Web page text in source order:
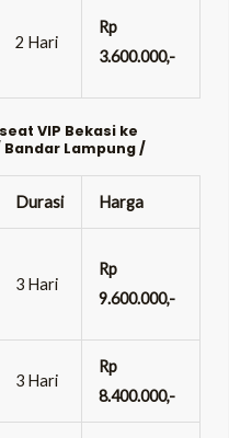
2 Hari
Rp
3.600.000,-
VIP Bekasi ke
Lampung /
Durasi Harga
3 Hari
Rp
9.600.000,-
3 Hari
Rp
8.400.000,-